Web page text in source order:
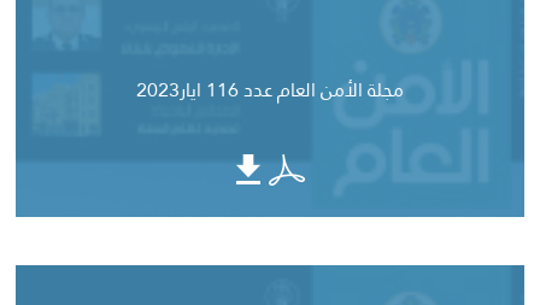
مجلة الأمن العام عدد 116 ايار2023